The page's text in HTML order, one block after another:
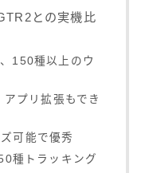
との実機比
150種以上のウ
プリ拡張もでき
可能で優秀
種トラッキング